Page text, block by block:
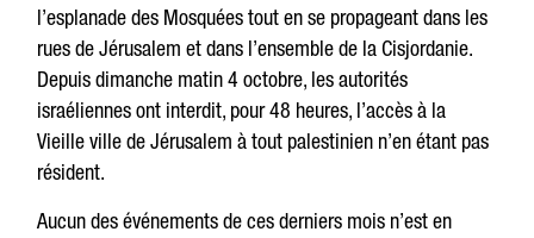
l’esplanade des Mosquées tout en se propageant dans les
rues de Jérusalem et dans l’ensemble de la Cisjordanie.
Depuis dimanche matin 4 octobre, les autorités
israéliennes ont interdit, pour 48 heures, l’accès à la
Vieille ville de Jérusalem à tout palestinien n’en étant pas
résident.
Aucun des événements de ces derniers mois n’est en